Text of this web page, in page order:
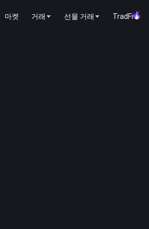
마켓 거래 선물 거래 TradFi